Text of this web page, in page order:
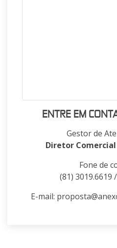
ENTRE EM
Gestor de
Diretor Comercial
Fone de
(81) 3019.6619
E-mail: